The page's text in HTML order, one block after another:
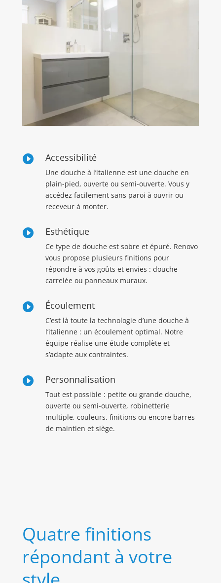
 Accessibilité
Une douche à l’italienne est une douche en
plain-pied, ouverte ou semi-ouverte. Vous y
accédez facilement sans paroi à ouvrir ou
receveur à monter.
 Esthétique
Ce type de douche est sobre et épuré. Renovo
vous propose plusieurs finitions pour
répondre à vos goûts et envies : douche
carrelée ou panneaux muraux.
 Écoulement
C’est là toute la technologie d’une douche à
l’italienne : un écoulement optimal. Notre
équipe réalise une étude complète et
s’adapte aux contraintes.
 Personnalisation
Tout est possible : petite ou grande douche,
ouverte ou semi-ouverte, robinetterie
multiple, couleurs, finitions ou encore barres
de maintien et siège.
Quatre finitions
répondant à votre